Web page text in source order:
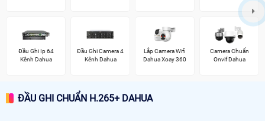
Đầu Ghi Ip 64
Kênh Dahua
Đầu Ghi Camera 4
Kênh Dahua
Lắp Camera Wifi
Dahua Xoay 360
Camera Chuẩn
Onvif Dahua
ĐẦU GHI CHUẨN H.265+ DAHUA